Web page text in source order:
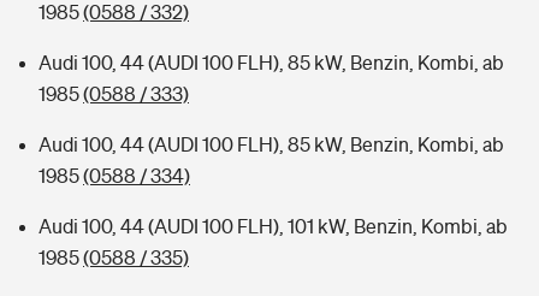
1985(0588 / 332)
Audi 100, 44 (AUDI 100 FLH), 85 kW, Benzin, Kombi, ab
1985(0588 / 333)
Audi 100, 44 (AUDI 100 FLH), 85 kW, Benzin, Kombi, ab
1985(0588 / 334)
Audi 100, 44 (AUDI 100 FLH), 101 kW, Benzin, Kombi, ab
1985(0588 / 335)